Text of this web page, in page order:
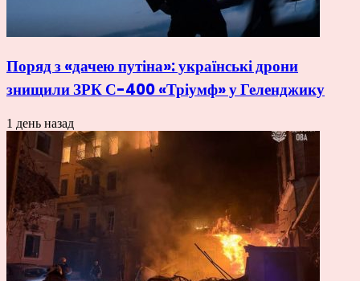
Поряд з «дачею путіна»: українські дрони
знищили ЗРК С-400 «Тріумф» у Геленджику
1 день назад